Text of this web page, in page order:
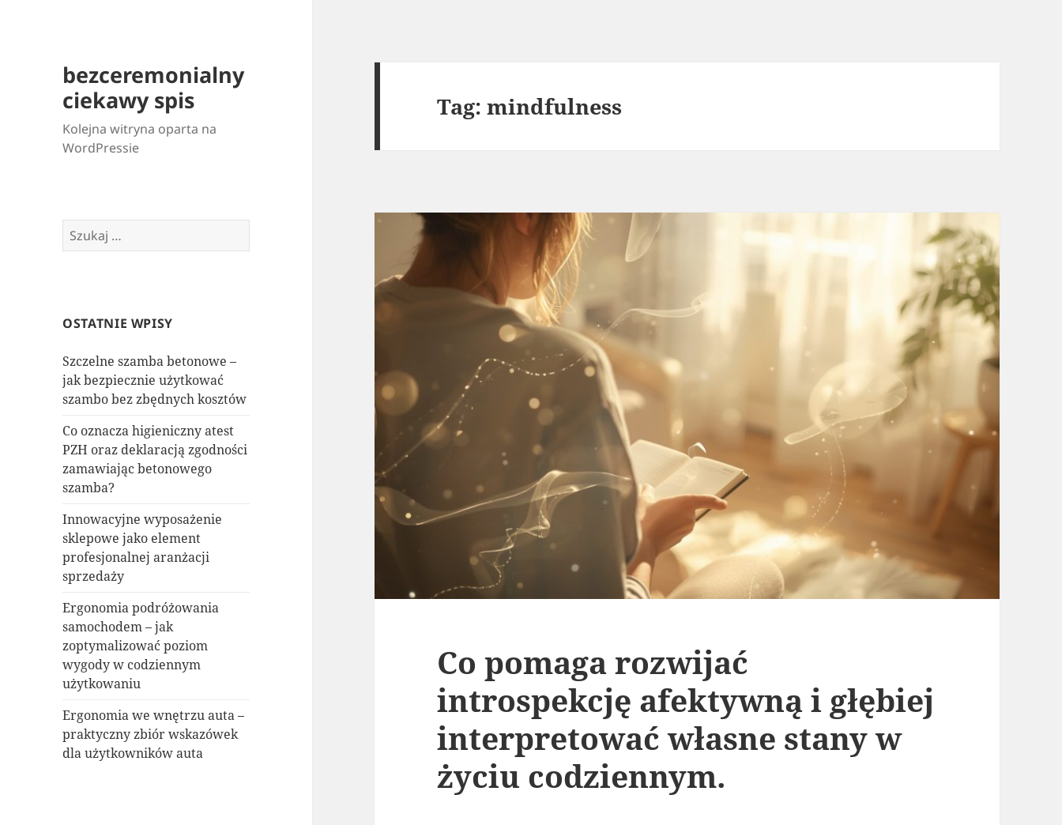
bezceremonialny
ciekawy spis
Kolejna witryna oparta na
WordPressie
Szukaj:
OSTATNIE WPISY
Szczelne szamba betonowe –
jak bezpiecznie użytkować
szambo bez zbędnych kosztów
Co oznacza higieniczny atest
PZH oraz deklaracją zgodności
zamawiając betonowego
szamba?
Innowacyjne wyposażenie
sklepowe jako element
profesjonalnej aranżacji
sprzedaży
Ergonomia podróżowania
samochodem – jak
zoptymalizować poziom
wygody w codziennym
użytkowaniu
Ergonomia we wnętrzu auta –
praktyczny zbiór wskazówek
dla użytkowników auta
Tag:mindfulness
Co pomaga rozwijać
introspekcję afektywną i głębiej
interpretować własne stany w
życiu codziennym.